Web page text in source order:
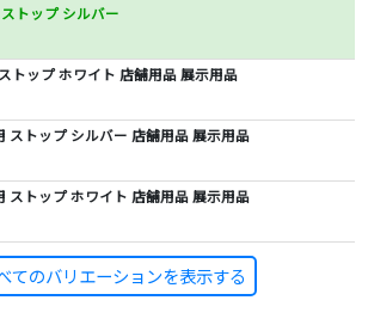
トップ シルバー
トップ ホワイト 店舗用品 展示用品
ストップ シルバー 店舗用品 展示用品
ストップ ホワイト 店舗用品 展示用品
てのバリエーションを表示する